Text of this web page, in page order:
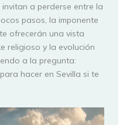
a perderse entre la
pasos, la imponente
ofrecerán una vista
religioso y la evolución
a la pregunta:
hacer en Sevilla si te